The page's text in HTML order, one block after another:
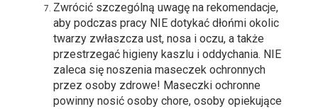
Zwrócić szczególną uwagę na rekomendacje,
aby podczas pracy NIE dotykać dłońmi okolic
twarzy zwłaszcza ust, nosa i oczu, a także
przestrzegać higieny kaszlu i oddychania. NIE
zaleca się noszenia maseczek ochronnych
przez osoby zdrowe! Maseczki ochronne
powinny nosić osoby chore, osoby opiekujące